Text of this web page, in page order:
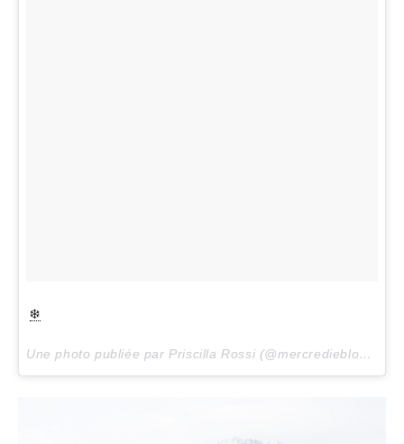
❄️
Une photo publiée par Priscilla Rossi (@mercredieblog) le